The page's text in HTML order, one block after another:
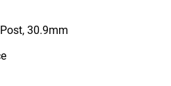
30.9mm